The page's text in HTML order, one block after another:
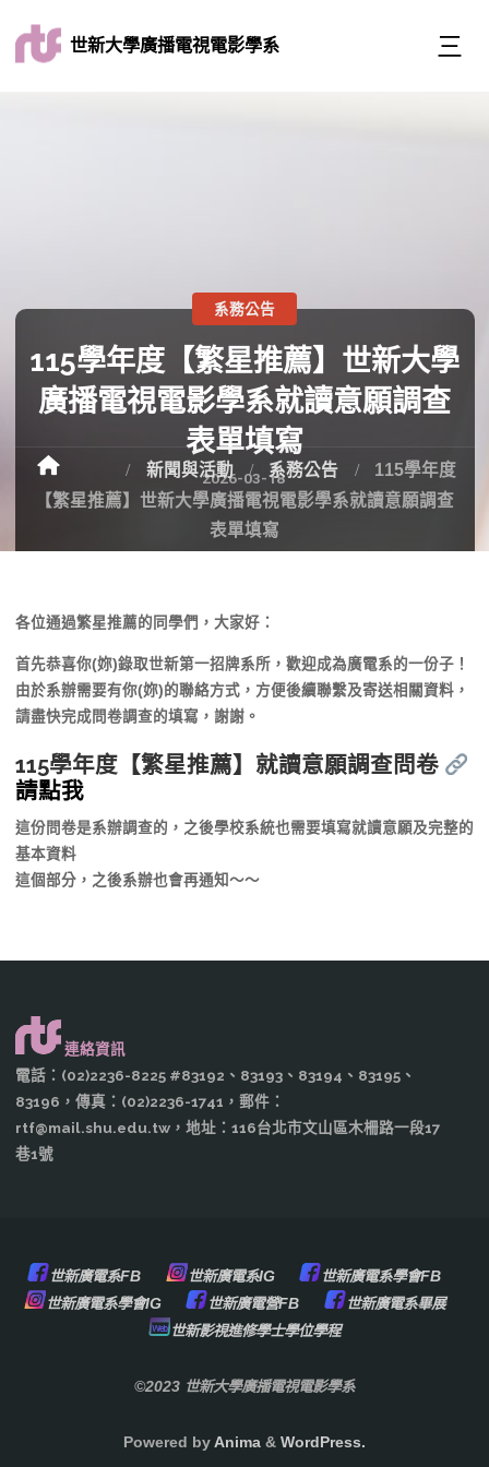
世新大學廣播電視電影學系
115學年度【繁星推薦】世新大學
廣播電視電影學系就讀意願調查
表單填寫
2026-03-18
系務公告
新聞與活動 系務公告
115學年度
【繁星推薦】世新大學廣播電視電影學系就讀意願調查
表單填寫
各位通過繁星推薦的同學們，大家好：
首先恭喜你(妳)錄取世新第一招牌系所，歡迎成為廣電系的一份子！
由於系辦需要有你(妳)的聯絡方式，方便後續聯繫及寄送相關資料，
請盡快完成問卷調查的填寫，謝謝。
115學年度【繁星推薦】就讀意願調查問卷
請點我
這份問卷是系辦調查的，之後學校系統也需要填寫就讀意願及完整的
基本資料
這個部分，之後系辦也會再通知～～
連絡資訊
電話：(02)2236-8225 #83192、83193、83194、83195、
83196，傳真：(02)2236-1741，郵件：
rtf@mail.shu.edu.tw，地址：116台北市文山區木柵路一段17
巷1號
世新廣電系FB 世新廣電系IG
世新廣電系學會FB
世新廣電系學會IG
世新廣電營FB
世新廣電系畢展
世新影視進修學士學位學程
©2023 世新大學廣播電視電影學系
Powered by Anima & WordPress.